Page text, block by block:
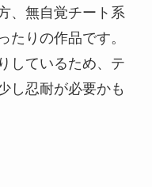
、無自覚チート系
たりの作品です。
しているため、テ
し忍耐が必要かも